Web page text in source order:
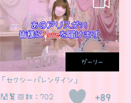
ガーリー
「セクシーバレンタイン」
閲覧回数：702
+89